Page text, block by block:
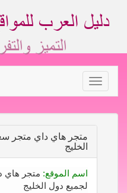
Toggle
navigation
متجر هاي داي متجر
الخليج
اسم الموقع: متجر هاي
لجميع دول الخليج